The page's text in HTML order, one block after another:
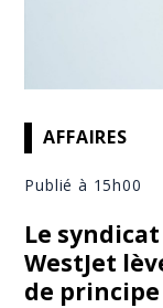
AFFAIRES
Publié à 15h00
Le
WestJet
de principe